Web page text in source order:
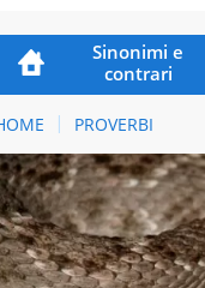
Sinonimi e
contrari
PROVERBI